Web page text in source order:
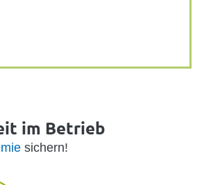
im Betrieb
sichern!